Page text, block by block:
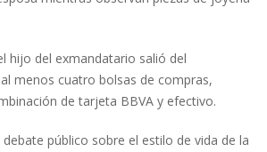
hijo del exmandatario salió del
menos cuatro bolsas de compras,
de tarjeta BBVA y efectivo.
público sobre el estilo de vida de la